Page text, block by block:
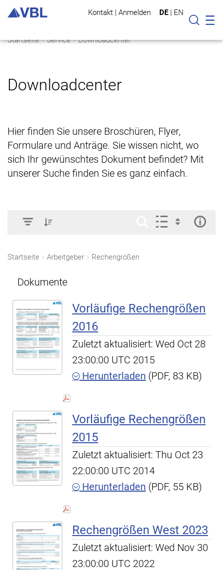
Kontakt | Anmelden DE | EN
Suche
Startseite Service Downloadcenter
Downloadcenter
Hier finden Sie unsere Broschüren, Flyer,
Formulare und Anträge. Sie wissen nicht, wo
sich Ihr gewünschtes Dokument befindet? Mit
unserer Suche finden Sie es ganz einfach.
Startseite Arbeitgeber Rechengrößen
Dokumente
Vorläufige Rechengrößen
2016
Zuletzt aktualisiert: Wed Oct 28
23:00:00 UTC 2015
Herunterladen (PDF, 83 KB)
Vorläufige Rechengrößen
2015
Zuletzt aktualisiert: Thu Oct 23
22:00:00 UTC 2014
Herunterladen (PDF, 55 KB)
Rechengrößen West 2023
Zuletzt aktualisiert: Wed Nov 30
23:00:00 UTC 2022